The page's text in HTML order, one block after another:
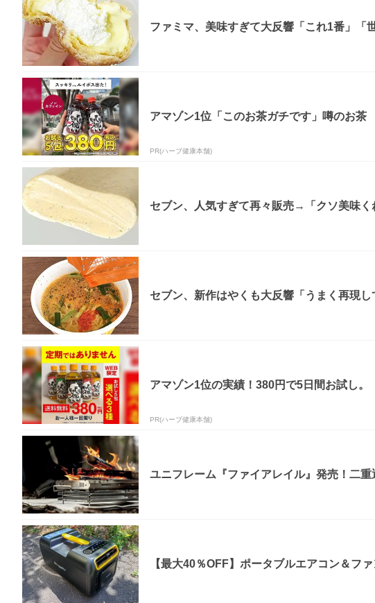
ファミマ、美味すぎて大反響「これ1番」「
アマゾン1位「このお茶ガチです」噂のお茶
PR(ハーブ健康本舗)
セブン、人気すぎて再々販売→「クソ美味
セブン、新作はやくも大反響「うまく再現
アマゾン1位の実績！380円で5日間お試し。
PR(ハーブ健康本舗)
ユニフレーム『ファイアレイル』発売！二
【最大40％OFF】ポータブルエアコン＆フ